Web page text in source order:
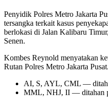
Penyidik Polres Metro Jakarta
tersangka terkait kasus
berlokasi di Jalan Kalibaru
Senen.
Kombes Reynold menyatakan
Rutan Polres Metro Jakarta Pusat.
AI, S, AYL, CML —
MML, NHJ, II — ditahan